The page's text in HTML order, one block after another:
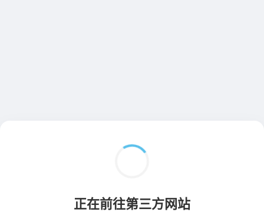
正在前往第三方网站